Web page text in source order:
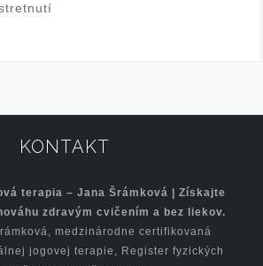
KONTAKT
terapia – Jana Šrámková | Získajte
zdravým cvičením a bez liekov.
medzinárodne certifikovaná
jogovej terapie, Register fyzických